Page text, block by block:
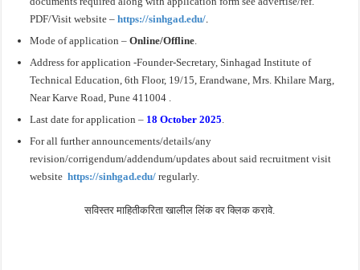
PDF/Visit website –https://sinhgad.edu/
Mode of application – Online/Offline
Address for application -Founder-Secretary, Sinhagad Institute of
Technical Education, 6th Floor, 19/15, Erandwane, Mrs. Khilare Marg,
Near Karve Road, Pune 411004 .
Last date for application – 18 October 2025
For all further announcements/details/any
revision/corrigendum/addendum/updates about said recruitment visit
websitehttps://sinhgad.edu/ regularly.
सविस्तर माहितीकरिता खालील लिंक वर क्लिक करावे.